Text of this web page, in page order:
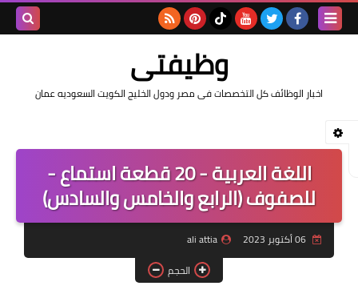
وظيفتى
اخبار الوظائف كل التخصصات فى مصر ودول الخليج الكويت السعوديه عمان
اللغة العربية - 20 قطعة استماع -
للصفوف (الرابع والخامس والسادس)
06 أكتوبر 2023
ali attia
الحجم